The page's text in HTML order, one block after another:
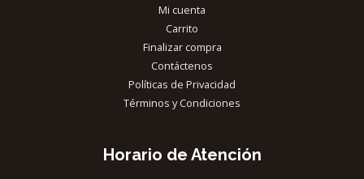
Mi cuenta
Carrito
Finalizar compra
Contáctenos
Políticas de Privacidad
Términos y Condiciones
Horario de Atención